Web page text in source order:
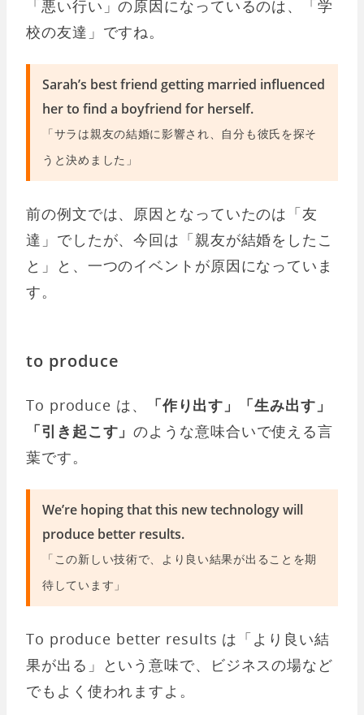
「悪い行い」の原因になっているのは、「学
校の友達」ですね。
Sarah’s best friend getting married influenced
her to find a boyfriend for herself.
「サラは親友の結婚に影響され、自分も彼氏を探そ
うと決めました」
前の例文では、原因となっていたのは「友
達」でしたが、今回は「親友が結婚をしたこ
と」と、一つのイベントが原因になっていま
す。
to produce
To produce は、
「作り出す」「生み出す」
「引き起こす」のような意味合いで使える言
葉です。
We’re hoping that this new technology will
produce better results.
「この新しい技術で、より良い結果が出ることを期
待しています」
To produce better results は「より良い結
果が出る」という意味で、ビジネスの場など
でもよく使われますよ。